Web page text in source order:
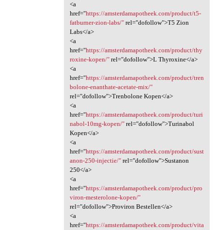
<a
href="https://amsterdamapotheek.com/product/t5-
fatburner-zion-labs/"rel="dofollow">T5 Zion
Labs</a>
<a
href="https://amsterdamapotheek.com/product/thy
roxine-kopen/"rel="dofollow">L Thyroxine</a>
<a
href="https://amsterdamapotheek.com/product/tren
bolone-enanthate-acetate-mix/"
rel="dofollow">Trenbolone Kopen</a>
<a
href="https://amsterdamapotheek.com/product/turi
nabol-10mg-kopen/"rel="dofollow">Turinabol
Kopen</a>
<a
href="https://amsterdamapotheek.com/product/sust
anon-250-injectie/"rel="dofollow">Sustanon
250</a>
<a
href="https://amsterdamapotheek.com/product/pro
viron-mesterolone-kopen/"
rel="dofollow">Proviron Bestellen</a>
<a
href="https://amsterdamapotheek.com/product/vita